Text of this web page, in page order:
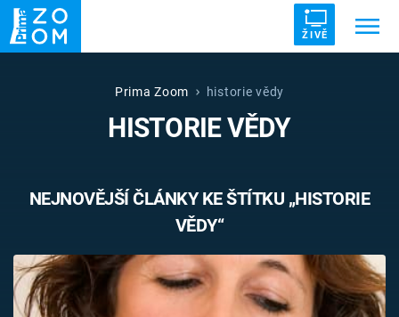
ŽIVĚ
UFO DRUHÁ SVĚTOVÁ VÁLKA
VETŘELCI DÁVNOVĚKU
Témata
Prima Zoom historie vědy
HISTORIE VĚDY
NEJNOVĚJŠÍ ČLÁNKY KE ŠTÍTKU „HISTORIE
VĚDY“